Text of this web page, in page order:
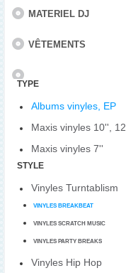
MATERIEL DJ
VÊTEMENTS
TYPE
Albums vinyles, EP
Maxis vinyles 10'',
Maxis vinyles 7''
STYLE
Vinyles Turntablism
VINYLES BREAKBEAT
VINYLES SCRATCH MUSIC
VINYLES PARTY BREAKS
Vinyles Hip Hop